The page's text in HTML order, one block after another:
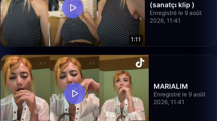
1:11
(sanatçı klip )
Enregistré le 9 août
2026, 11:41
MARIALIM
Enregistré le 9 août
2026, 11:41